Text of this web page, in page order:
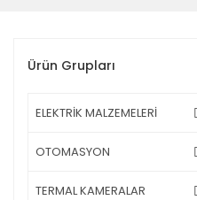
Ürün Grupları
ELEKTRİK MALZEMELERİ
OTOMASYON
TERMAL KAMERALAR